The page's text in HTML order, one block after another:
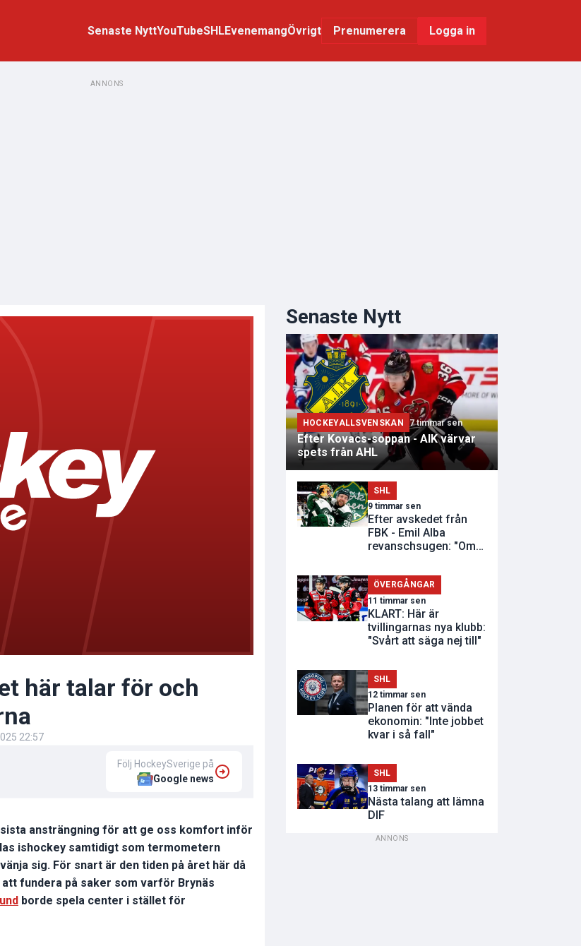
Senaste NyttYouTubeSHLEvenemangÖvrigt Prenumerera Logga in
ANNONS
här talar för och
22:57
Följ HockeySverige på
Google news
ansträngning för att ge oss komfort inför
ishockey samtidigt som termometern
sig. För snart är den tiden på året här då
fundera på saker som varför Brynäs
borde spela center i stället för
Senaste Nytt
HOCKEYALLSVENSKAN 7 timmar sen
Efter Kovacs-soppan - AIK värvar
spets från AHL
SHL
9 timmar sen
Efter avskedet från
FBK - Emil Alba
revanschsugen: "Om
ÖVERGÅNGAR
11 timmar sen
KLART: Här är
tvillingarnas nya klubb:
"Svårt att säga nej till"
SHL
12 timmar sen
Planen för att vända
ekonomin: "Inte jobbet
kvar i så fall"
SHL
13 timmar sen
Nästa talang att lämna
DIF
ANNONS